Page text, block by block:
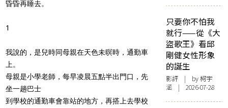
昏昏再睡去。
1
我說的，是兒時同母親在天色未暝時，通勤車
上。
母親是小學老師，每早凌晨五點半出門口，先
坐一趟巴士
到學校的通勤車會靠站的地方，再搭上去學校
只要你不怕我
就行——從《大
盜歌王》看邱
剛健女性形象
的誕生
影評 | by 柯宇
涵 | 2026-07-28